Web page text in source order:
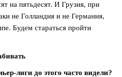
на пятьдесят. И Грузия, при
не Голландия и не Германия,
Будем стараться пройти
лиги до этого часто видели?